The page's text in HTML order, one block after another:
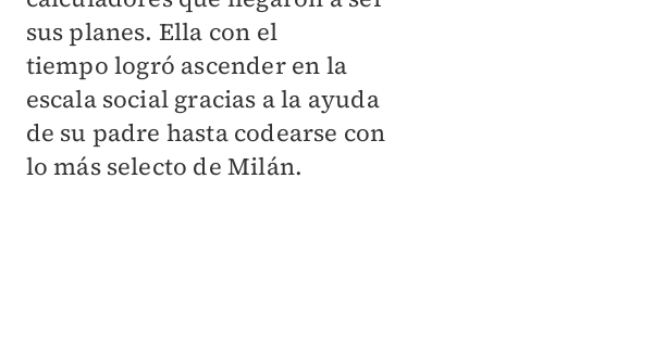
sus planes. Ella con el
tiempo logró ascender en la
escala social gracias a la ayuda
de su padre hasta codearse con
lo más selecto de Milán.